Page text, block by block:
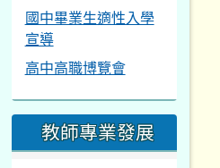
國中畢業生適性入學
宣導
高中高職博覽會
教師專業發展